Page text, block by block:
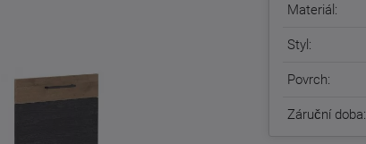
Materiál:
Styl:
Povrch:
Záruční doba: